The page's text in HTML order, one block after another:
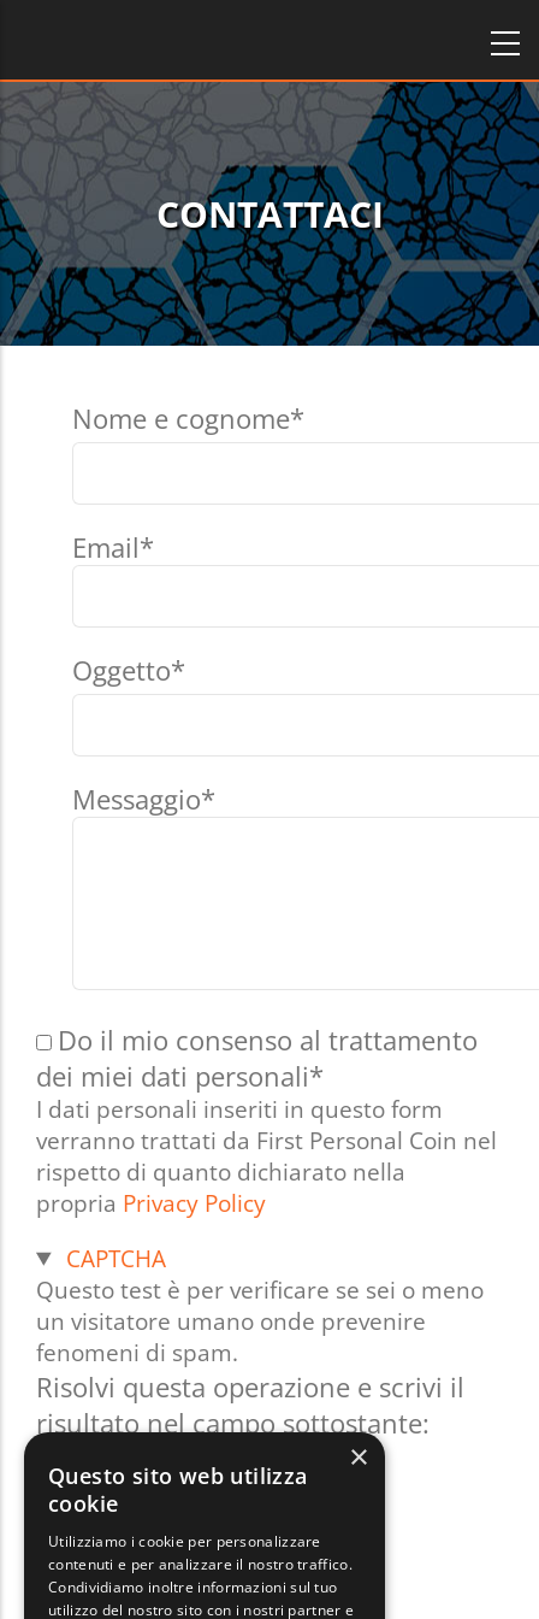
contenuto
principale
CONTATTACI
Nome e cognome*
Email*
Oggetto*
Messaggio*
Do il mio consenso al trattamento
dei miei dati personali*
I dati personali inseriti in questo form
verranno trattati da First Personal Coin nel
rispetto di quanto dichiarato nella
propria Privacy Policy
Nascondi
CAPTCHA
Questo test è per verificare se sei o meno
un visitatore umano onde prevenire
fenomeni di spam.
Risolvi questa operazione e scrivi il
risultato nel campo sottostante:
Il satellite naturale della Terra×
Questo sito web utilizza
cookie
Utilizziamo i cookie per personalizzare
contenuti e per analizzare il nostro traffico.
Condividiamo inoltre informazioni sul tuo
utilizzo del nostro sito con i nostri partner e